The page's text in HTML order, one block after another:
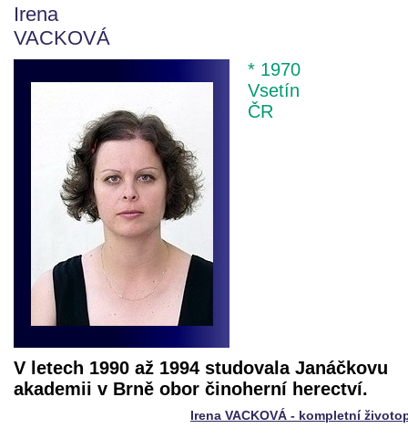
Irena
VACKOVÁ
* 1970
Vsetín
ČR
V letech 1990 až 1994 studovala Janáčkovu
akademii v Brně obor činoherní herectví.
Irena VACKOVÁ - kompletní